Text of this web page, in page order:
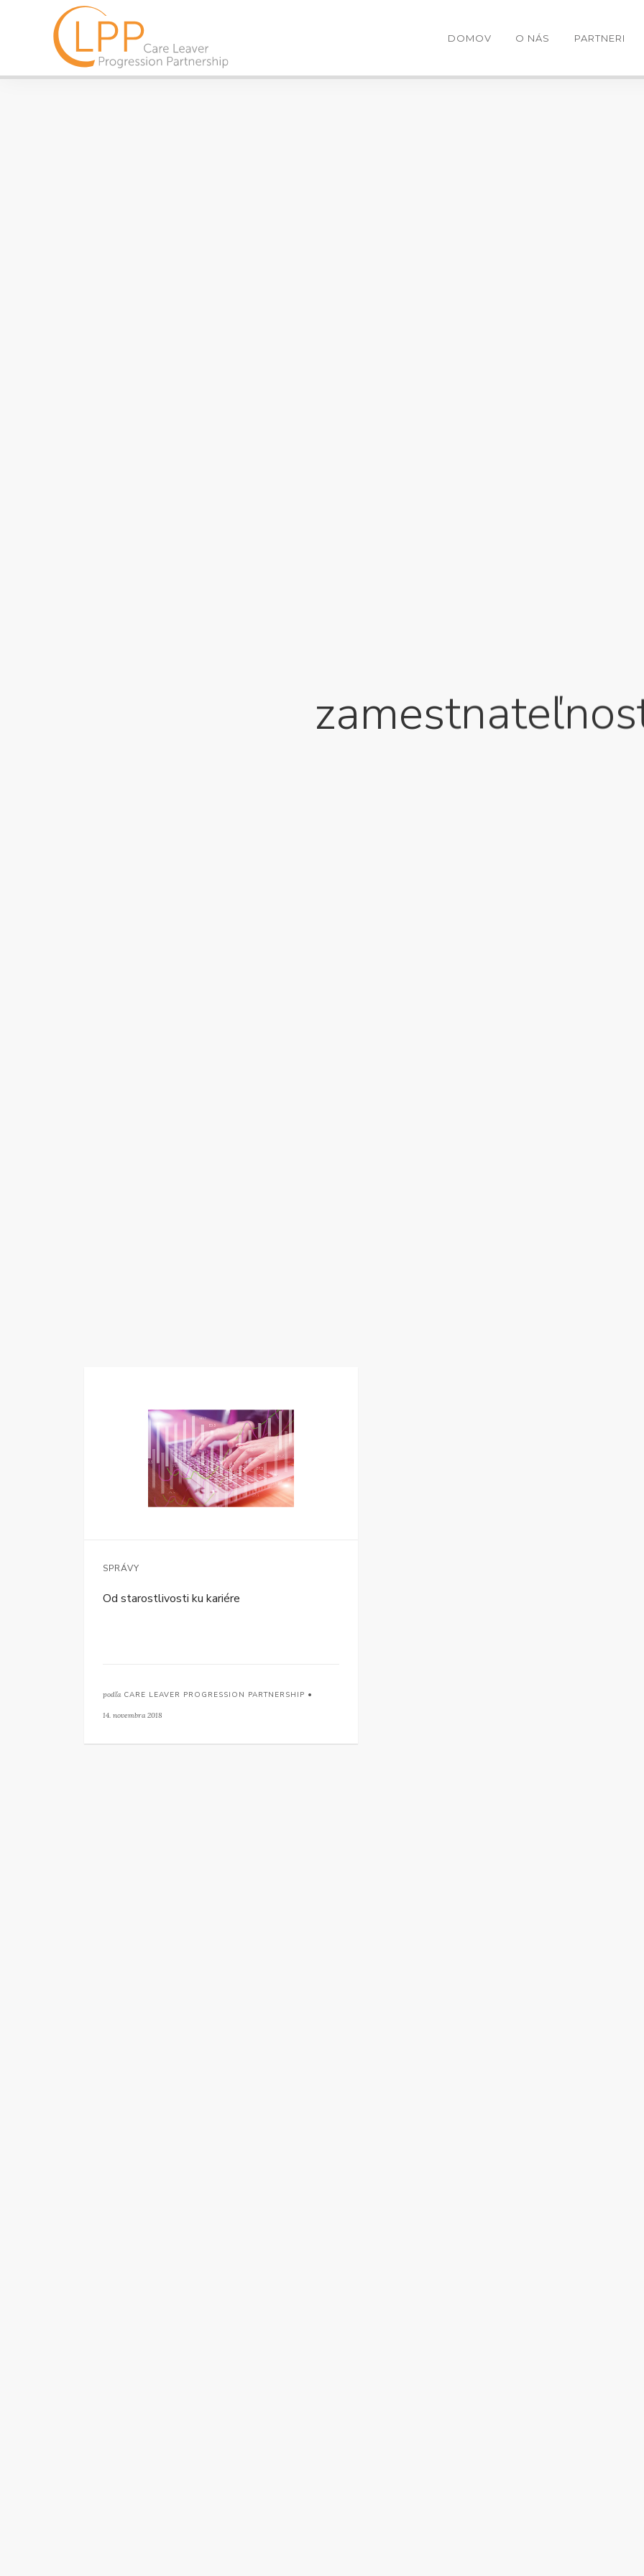
DOMOV O NÁS PARTNERI
SPRÁVY
Od starostlivosti ku kariére
podľa CARE LEAVER PROGRESSION PARTNERSHIP •
14. novembra 2018